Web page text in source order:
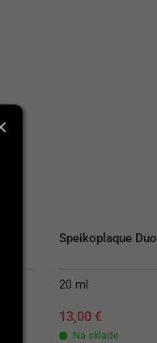
Speikoplaque Duo
20 ml
13,00 €
Na sklade